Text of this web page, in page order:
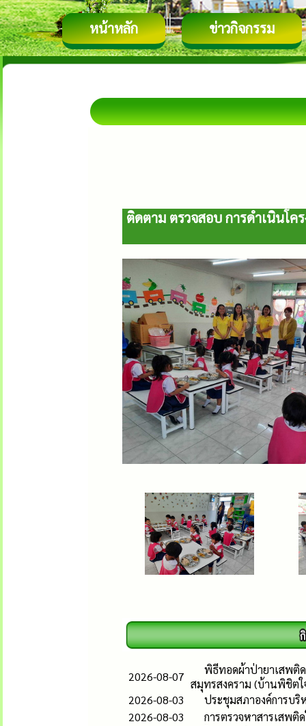
หน้าหลัก ข่าวกิจกรรม
ติดตาม ตรวจสอบ การดำเนินโ
2026-08-07
พิธีทอดผ้าป่ายาเสพติ
สมุทรสงคราม (บ้านพิชิต
2026-08-03
ประชุมสภาองค์การบ
2026-08-03
การตรวจหาสารเสพติ